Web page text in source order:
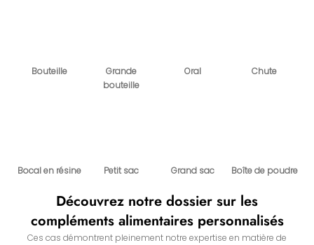
Bouteille
Grande
bouteille
Oral Chute
Bocal en résine Petit sac Grand sac Boîte de poudre
Découvrez notre dossier sur les
compléments alimentaires personnalisés
Ces cas démontrent pleinement notre expertise en matière de